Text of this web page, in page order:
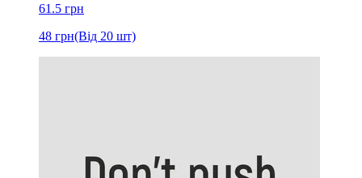
61.5 грн
48 грн(Від 20 шт)